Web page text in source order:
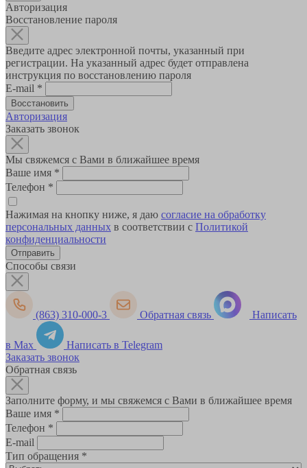
Авторизация
Восстановление пароля
Введите адрес электронной почты, указанный при
регистрации. На указанный адрес будет отправлена
инструкция по восстановлению пароля
E-mail *
Авторизация
Заказать звонок
Мы свяжемся с Вами в ближайшее время
Ваше имя *
Телефон *
Нажимая на кнопку ниже, я даю согласие на обработку
персональных данных в соответствии с Политикой
конфиденциальности
Способы связи
(863) 310-000-3 Обратная связь Написать
в Max
Написать в Telegram
Заказать звонок
Обратная связь
Заполните форму, и мы свяжемся с Вами в ближайшее время
Ваше имя *
Телефон *
E-mail
Тип обращения *